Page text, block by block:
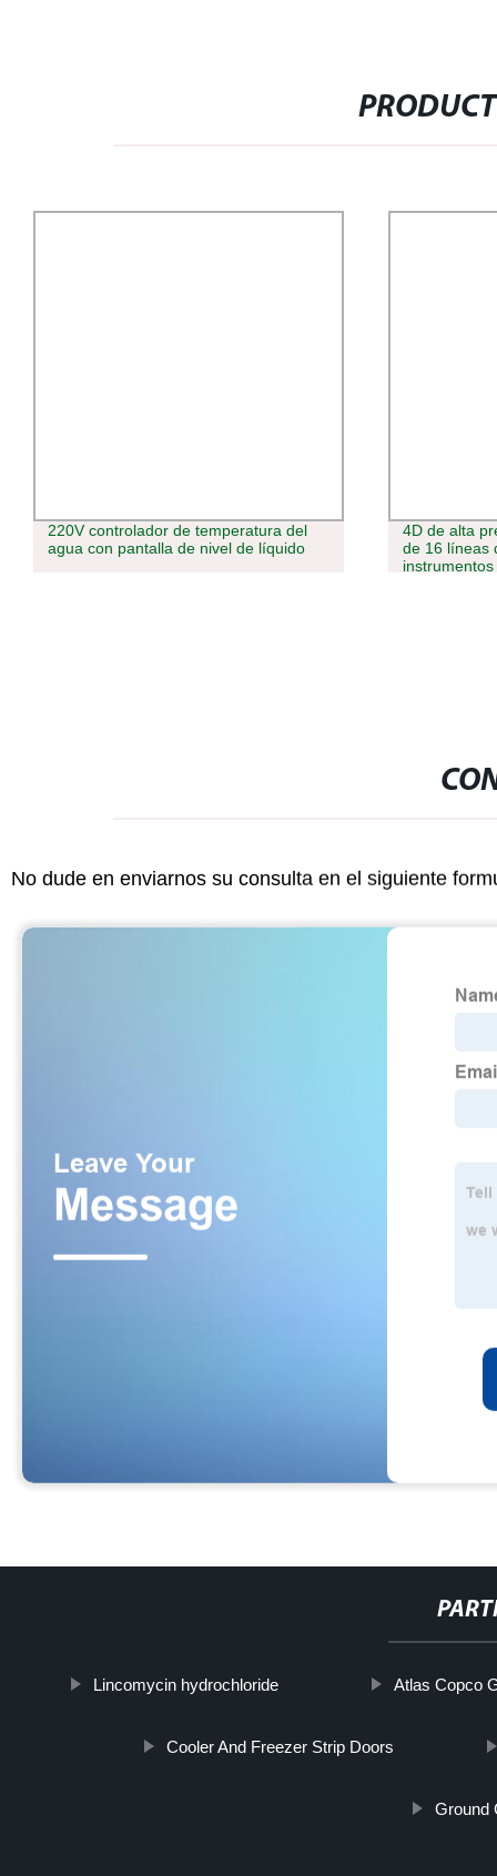
4D de alta precisión de la luz brillante
de 16 líneas de nivel láser verde de
Interruptor
agua
No dude en enviarnos su consulta en el siguiente
Lincomycin hydrochloride Atlas Copco
Cooler And Freezer Strip Doors
Ground